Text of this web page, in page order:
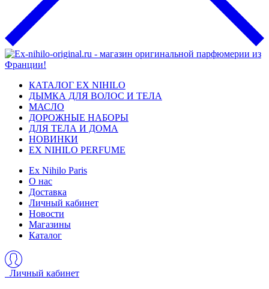
КАТАЛОГ EX NIHILO
ДЫМКА ДЛЯ ВОЛОС И ТЕЛА
МАСЛО
ДОРОЖНЫЕ НАБОРЫ
ДЛЯ ТЕЛА И ДОМА
НОВИНКИ
EX NIHILO PERFUME
Ex Nihilo Paris
О нас
Доставка
Личный кабинет
Новости
Магазины
Каталог
Личный кабинет